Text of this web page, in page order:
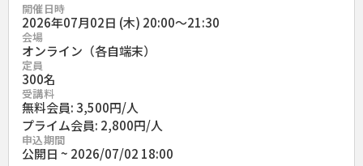
開催日時
2026年07月02日 (木) 20:00〜21:30
会場
オンライン（各自端末）
定員
300名
受講料
無料会員: 3,500円/人
プライム会員: 2,800円/人
申込期間
公開日 ~ 2026/07/02 18:00